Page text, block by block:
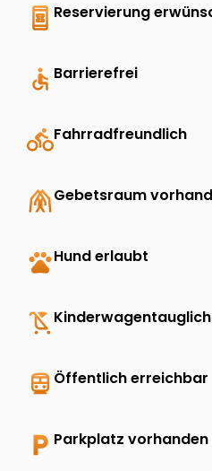
book_online Reservierung
accessible Barrierefrei
directions_bikeFahrradfreundlich
folded_handsGebetsraum
petsHund erlaubt
child_friendly Kinderwagentauglich
directions_transit Öffentlich erreichbar
local_parking Parkplatz vorhanden